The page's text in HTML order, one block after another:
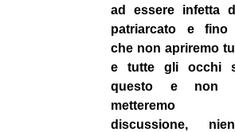
ad essere infetta
patriarcato e fino
che non apriremo
e tutte gli occhi
questo e non
metteremo
discussione,